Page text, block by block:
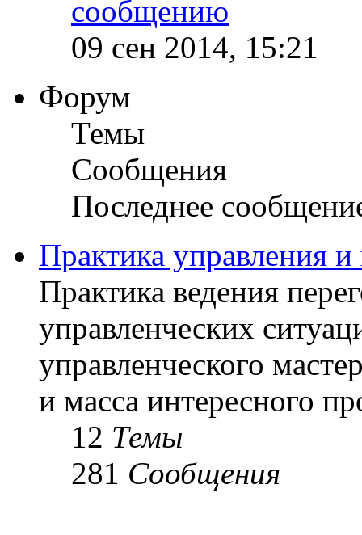
09 сен 2014, 15:21
Форум
Темы
Сообщения
Последнее
Практика управления и
Практика ведения
управленческих
управленческого
и масса интересного
12 Темы
281 Сообщения